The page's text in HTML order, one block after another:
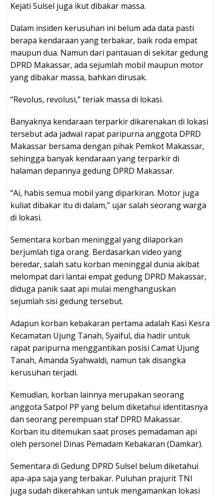
Kejati Sulsel juga ikut dibakar massa.
Dalam insiden kerusuhan ini belum ada data pasti
berapa kendaraan yang terbakar, baik roda empat
maupun dua. Namun dari pantauan di sekitar gedung
DPRD Makassar, ada sejumlah mobil maupun motor
yang dibakar massa, bahkan dirusak.
“Revolus, revolusi,” teriak massa di lokasi.
Banyaknya kendaraan terparkir dikarenakan di lokasi
tersebut ada jadwal rapat paripurna anggota DPRD
Makassar bersama dengan pihak Pemkot Makassar,
sehingga banyak kendaraan yang terparkir di
halaman depannya gedung DPRD Makassar.
“Ai, habis semua mobil yang diparkiran. Motor juga
kuliat dibakar itu di dalam,” ujar salah seorang warga
di lokasi.
Sementara korban meninggal yang dilaporkan
berjumlah tiga orang. Berdasarkan video yang
beredar, salah satu korban meninggal dunia akibat
melompat dari lantai empat gedung DPRD Makassar,
diduga panik saat api mulai menghanguskan
sejumlah sisi gedung tersebut.
Adapun korban kebakaran pertama adalah Kasi Kesra
Kecamatan Ujung Tanah, Syaiful, dia hadir untuk
rapat paripurna menggantikan posisi Camat Ujung
Tanah, Amanda Syahwaldi, namun tak disangka
kerusuhan terjadi.
Kemudian, korban lainnya merupakan seorang
anggota Satpol PP yang belum diketahui identitasnya
dan seorang perempuan staf DPRD Makassar.
Korban itu ditemukan saat proses pemadaman api
oleh personel Dinas Pemadam Kebakaran (Damkar).
Sementara di Gedung DPRD Sulsel belum diketahui
apa-apa saja yang terbakar. Puluhan prajurit TNI
juga sudah dikerahkan untuk mengamankan lokasi